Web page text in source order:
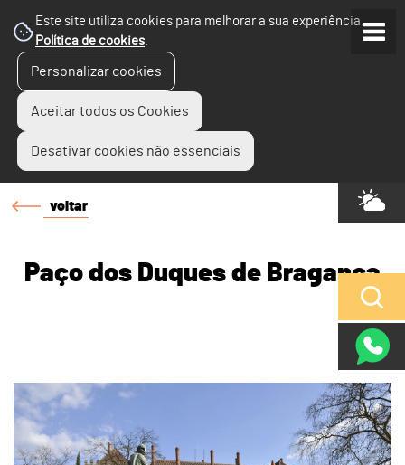
Este site utiliza cookies para melhorar a sua experiência.
Política de cookies.
Personalizar cookies
Aceitar todos os Cookies
Desativar cookies não essenciais
voltar
Paço dos Duques de Bragança